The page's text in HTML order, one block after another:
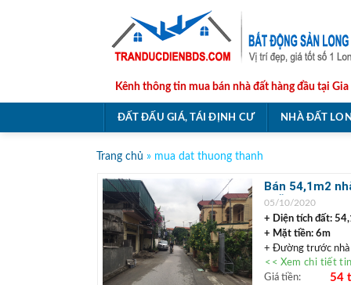
Kênh thông tin mua bán nhà đất hàng đầu tại
ĐẤT ĐẤU GIÁ, TÁI ĐỊNH CƯ NHÀ ĐẤT
Trang chủ » mua dat thuong thanh
Bán 54,1m2
(ĐÃ BÁN)
05/10/2020
+ Diện tích đất:
+ Mặt tiền: 6m
+ Đường trước nhà
+ Hướng: Đông Bắc
+ Pháp lý: Sổ đỏ
<< Xem chi tiết
Giá tiền:
54